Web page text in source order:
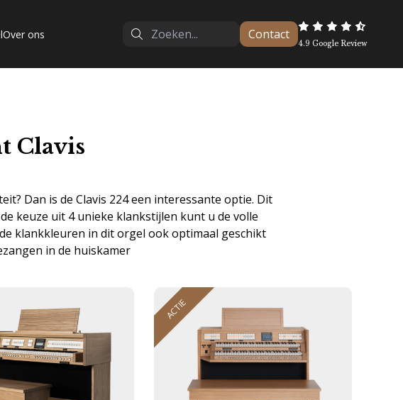
Over ons Contact
4.9 Google Review
Clavis
Dan is de Clavis 224 een interessante optie. Dit
keuze uit 4 unieke klankstijlen kunt u de volle
klankkleuren in dit orgel ook optimaal geschikt
in de huiskamer
ACTIE